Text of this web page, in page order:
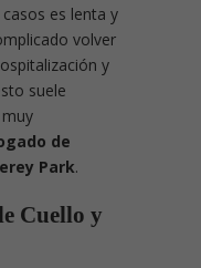
es lenta y
volver
y
suele
de
Park.
Cuello y